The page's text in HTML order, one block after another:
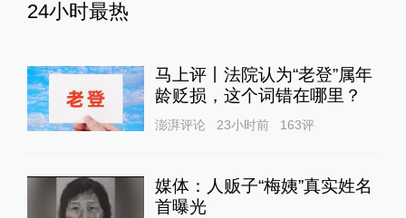
24小时最热
马上评丨法院认为“老登”属年
龄贬损，这个词错在哪里？
澎湃评论 23小时前 163评
媒体：人贩子“梅姨”真实姓名
首曝光